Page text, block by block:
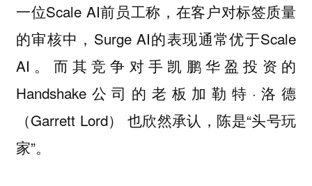
一位Scale AI前员工称，在客户对标签质量
的审核中，Surge AI的表现通常优于Scale
AI。而其竞争对手凯鹏华盈投资的
Handshake公司的老板加勒特·洛德
（Garrett Lord） 也欣然承认，陈是“头号玩
家”。